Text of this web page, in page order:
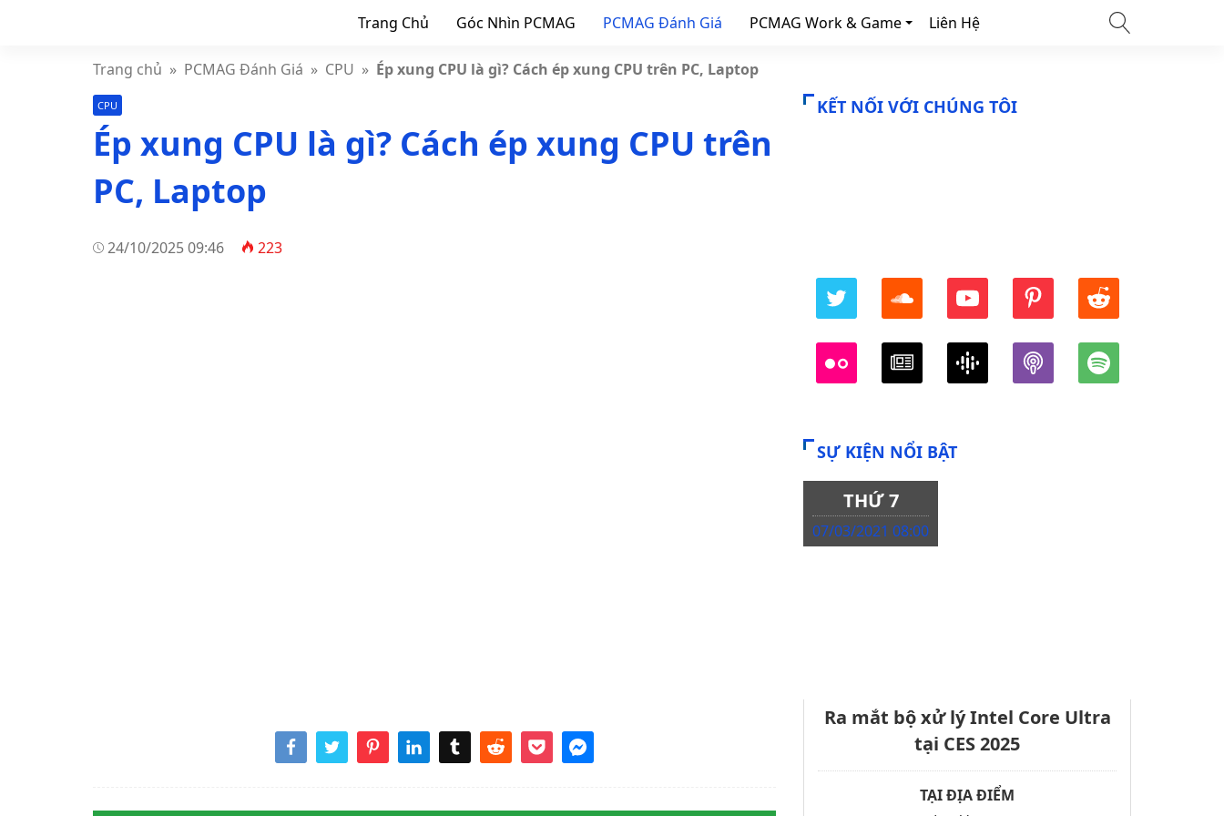
Trang Chủ Góc Nhìn PCMAG PCMAG Đánh Giá PCMAG Work & Game Liên Hệ
Trang chủ » PCMAG Đánh Giá » CPU » Ép xung CPU là gì? Cách ép xung CPU trên PC, Laptop
CPU
Ép xung CPU là gì? Cách ép xung CPU trên
PC, Laptop
24/10/2025 09:46 223
KẾT NỐI VỚI CHÚNG TÔI
SỰ KIỆN NỔI BẬT
THỨ 7
07/03/2021 08:00
Ra mắt bộ xử lý Intel Core Ultra
tại CES 2025
TẠI ĐỊA ĐIỂM